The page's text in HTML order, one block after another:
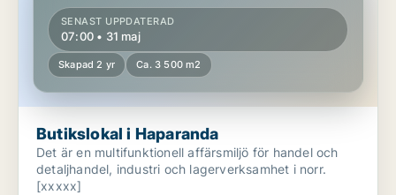
SENAST UPPDATERAD
07:00 • 31 maj
Skapad 2 yr Ca. 3 500 m2
Butikslokal i Haparanda
Det är en multifunktionell affärsmiljö för handel och
detaljhandel, industri och lagerverksamhet i norr.
[xxxxx]